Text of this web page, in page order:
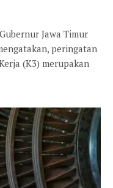
Jawa Timur
peringatan
(K3) merupakan